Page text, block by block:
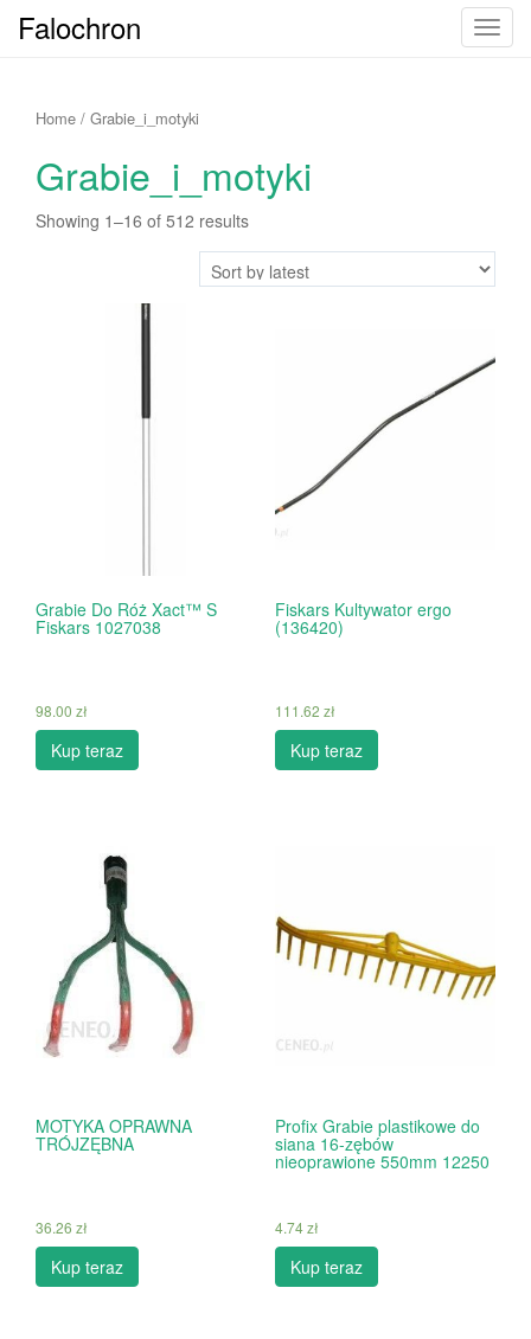
T
v
i
t
Falochron
Home / Grabie_i_motyki
Grabie_i_motyki
Showing 1–16 of 512 results
Grabie Do Róż Xact™ S
Fiskars 1027038
98.00 zł
Kup teraz
Fiskars Kultywator ergo
(136420)
111.62 zł
Kup teraz
MOTYKA OPRAWNA
TRÓJZĘBNA
36.26 zł
Kup teraz
Profix Grabie plastikowe do
siana 16-zębów
nieoprawione 550mm 12250
4.74zł
Kup teraz